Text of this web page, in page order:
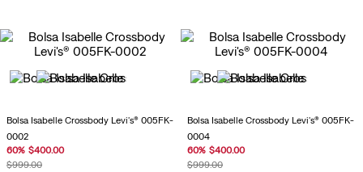
Bolsa Isabelle Crossbody Levi's® 005FK-
0002
60% $400.00
$999.00
Bolsa Isabelle Crossbody Levi's® 005FK-
0004
60% $400.00
$999.00